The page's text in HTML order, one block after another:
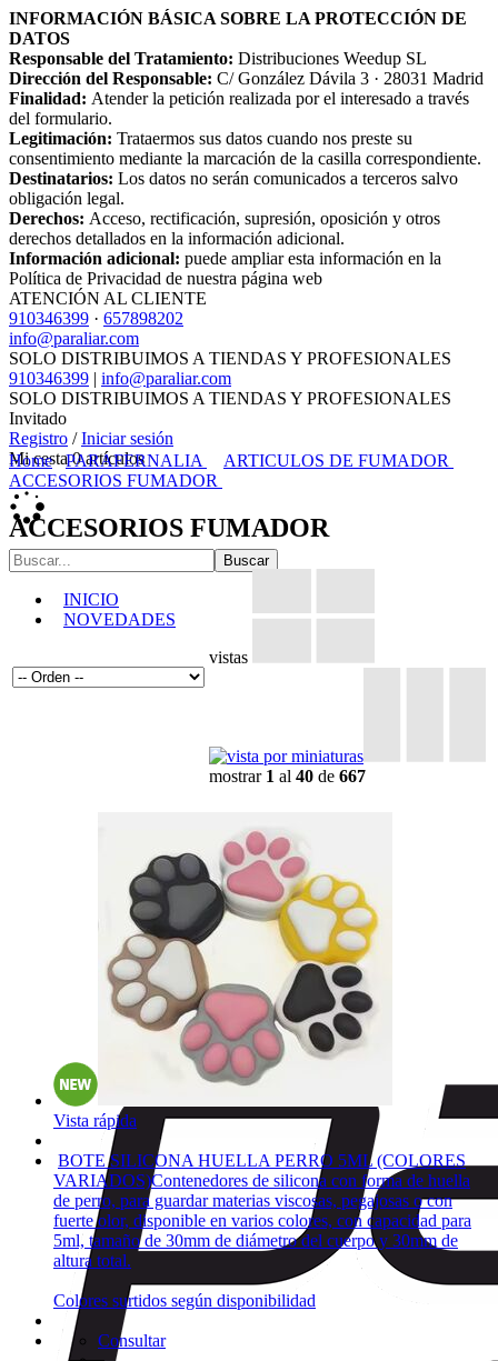
INFORMACIÓN BÁSICA SOBRE LA PROTECCIÓN DE
DATOS
Responsable del Tratamiento: Distribuciones Weedup SL
Dirección del Responsable: C/ González Dávila 3 · 28031 Madrid
Finalidad: Atender la petición realizada por el interesado a través
del formulario.
Legitimación: Trataermos sus datos cuando nos preste su
consentimiento mediante la marcación de la casilla correspondiente.
Destinatarios: Los datos no serán comunicados a terceros salvo
obligación legal.
Derechos: Acceso, rectificación, supresión, oposición y otros
derechos detallados en la información adicional.
Información adicional: puede ampliar esta información en la
Política de Privacidad de nuestra página web
ATENCIÓN AL CLIENTE
910346399 · 657898202
info@paraliar.com
SOLO DISTRIBUIMOS A TIENDAS Y PROFESIONALES
910346399 | info@paraliar.com
SOLO DISTRIBUIMOS A TIENDAS Y PROFESIONALES
Invitado
Registro /Iniciar sesión
Mi cesta0artículos
INICIO
NOVEDADES
Home PARAFERNALIA
ARTICULOS DE FUMADOR
ACCESORIOS FUMADOR
ACCESORIOS FUMADOR
vistas
mostrar 1 al 40 de 667
Vista rápida
BOTE SILICONA HUELLA PERRO 5ML (COLORES
VARIADOS)Contenedores de silicona con forma de huella
de perro, para guardar materias viscosas, pegajosas o con
fuerte olor, disponible en varios colores, con capacidad para
5ml, tamaño de 30mm de diámetro del cuerpo y 30mm de
altura total.
Colores surtidos según disponibilidad
Consultar